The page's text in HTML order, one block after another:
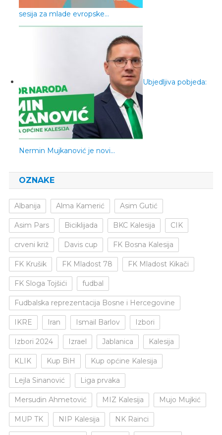
sesija za mlade evropske…
Ubjedljiva pobjeda:
Nermin Mujkanović je novi…
OZNAKE
Albanija Alma Kamerić Asim Gutić
Asim Pars Biciklijada BKC Kalesija CIK
crveni križ Davis cup FK Bosna Kalesija
FK Krušik FK Mladost 78 FK Mladost Kikači
FK Sloga Tojšići fudbal
Fudbalska reprezentacija Bosne i Hercegovine
IKRE Iran Ismail Barlov Izbori
Izbori 2024 Izrael Jablanica Kalesija
KLIK Kup BiH Kup općine Kalesija
Lejla Sinanović Liga prvaka
Mersudin Ahmetović MIZ Kalesija Mujo Mujkić
MUP TK NIP Kalesija NK Rainci